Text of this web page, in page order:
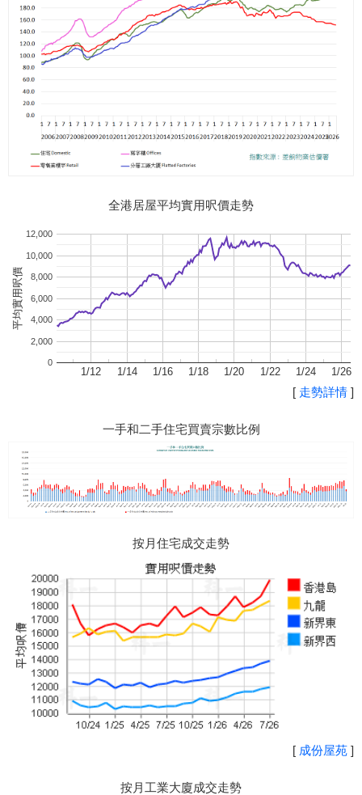
全港居屋平均實用呎價走勢
1/12 1/14 1/16 1/18 1/20 1/22 1/24 1/26
0
2,000
4,000
6,000
8,000
10,000
12,000
平均實用呎價
[ 走勢詳情 ]
一手和二手住宅買賣宗數比例
按月住宅成交走勢
[ 成份屋苑 ]
按月工業大廈成交走勢